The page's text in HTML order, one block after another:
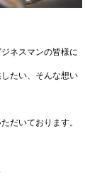
ネスマンの皆様に
たい、そんな想い
だいております。